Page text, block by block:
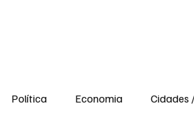
Política Economia Cidades